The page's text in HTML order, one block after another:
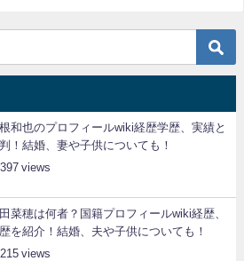
和也のプロフィールwiki経歴学歴、実績と
！結婚、妻や子供についても！
菜穂は何者？国籍プロフィールwiki経歴、
を紹介！結婚、夫や子供についても！